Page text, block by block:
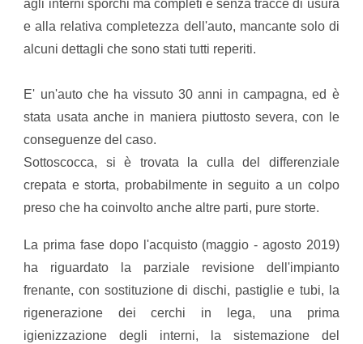
agli interni sporchi ma completi e senza tracce di usura
e alla relativa completezza dell'auto, mancante solo di
alcuni dettagli che sono stati tutti reperiti.
E' un'auto che ha vissuto 30 anni in campagna, ed è
stata usata anche in maniera piuttosto severa, con le
conseguenze del caso.
Sottoscocca, si è trovata la culla del differenziale
crepata e storta, probabilmente in seguito a un colpo
preso che ha coinvolto anche altre parti, pure storte.
​La prima fase dopo l'acquisto (maggio - agosto 2019)
ha riguardato la parziale revisione dell'impianto
frenante, con sostituzione di dischi, pastiglie e tubi, la
rigenerazione dei cerchi in lega, una prima
igienizzazione degli interni, la sistemazione del